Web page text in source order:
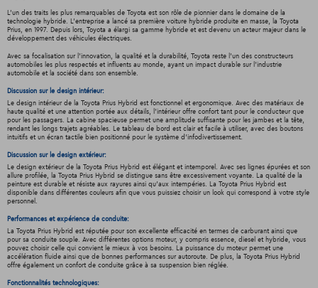
L'un des traits les plus remarquables de Toyota est son rôle de pionnier dans le domaine de la
technologie hybride. L'entreprise a lancé sa première voiture hybride produite en masse, la Toyota
Prius, en 1997. Depuis lors, Toyota a élargi sa gamme hybride et est devenu un acteur majeur dans le
développement des véhicules électriques.
Avec sa focalisation sur l'innovation, la qualité et la durabilité, Toyota reste l'un des constructeurs
automobiles les plus respectés et influents au monde, ayant un impact durable sur l'industrie
automobile et la société dans son ensemble.
Discussion sur le design intérieur:
Le design intérieur de la Toyota Prius Hybrid est fonctionnel et ergonomique. Avec des matériaux de
haute qualité et une attention portée aux détails, l'intérieur offre confort tant pour le conducteur que
pour les passagers. La cabine spacieuse permet une amplitude suffisante pour les jambes et la tête,
rendant les longs trajets agréables. Le tableau de bord est clair et facile à utiliser, avec des boutons
intuitifs et un écran tactile bien positionné pour le système d'infodivertissement.
Discussion sur le design extérieur:
Le design extérieur de la Toyota Prius Hybrid est élégant et intemporel. Avec ses lignes épurées et son
allure profilée, la Toyota Prius Hybrid se distingue sans être excessivement voyante. La qualité de la
peinture est durable et résiste aux rayures ainsi qu'aux intempéries. La Toyota Prius Hybrid est
disponible dans différentes couleurs afin que vous puissiez choisir un look qui correspond à votre style
personnel.
Performances et expérience de conduite:
La Toyota Prius Hybrid est réputée pour son excellente efficacité en termes de carburant ainsi que
pour sa conduite souple. Avec différentes options moteur, y compris essence, diesel et hybride, vous
pouvez choisir celle qui convient le mieux à vos besoins. La puissance du moteur permet une
accélération fluide ainsi que de bonnes performances sur autoroute. De plus, la Toyota Prius Hybrid
offre également un confort de conduite grâce à sa suspension bien réglée.
Fonctionnalités technologiques: